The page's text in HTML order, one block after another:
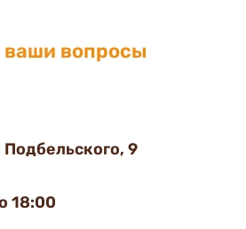
ваши вопросы
9
18:00